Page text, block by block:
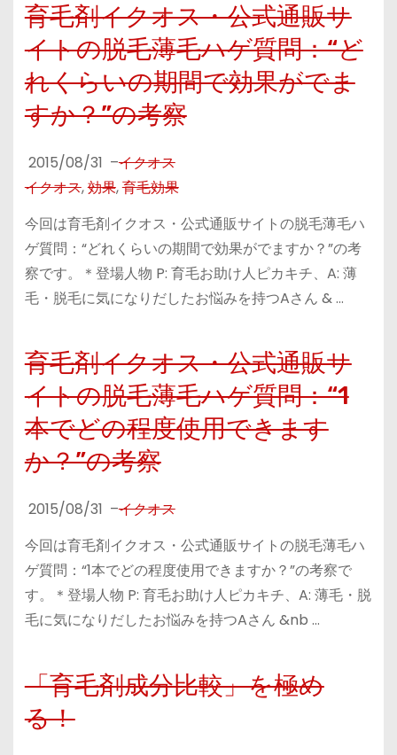
育毛剤イクオス・公式通販サ
イトの脱毛薄毛ハゲ質問：“ど
れくらいの期間で効果がでま
すか？”の考察
2015/08/31 –イクオス
イクオス,効果,育毛効果
今回は育毛剤イクオス・公式通販サイトの脱毛薄毛ハ
ゲ質問：“どれくらいの期間で効果がでますか？”の考
察です。＊登場人物 P: 育毛お助け人ピカキチ、A: 薄
毛・脱毛に気になりだしたお悩みを持つAさん & …
育毛剤イクオス・公式通販サ
イトの脱毛薄毛ハゲ質問：“1
本でどの程度使用できます
か？”の考察
2015/08/31 –イクオス
今回は育毛剤イクオス・公式通販サイトの脱毛薄毛ハ
ゲ質問：“1本でどの程度使用できますか？”の考察で
す。＊登場人物 P: 育毛お助け人ピカキチ、A: 薄毛・脱
毛に気になりだしたお悩みを持つAさん &nb …
「育毛剤成分比較」を極め
る！